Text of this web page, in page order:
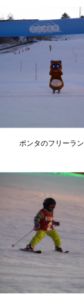
ポンタのフリーラン